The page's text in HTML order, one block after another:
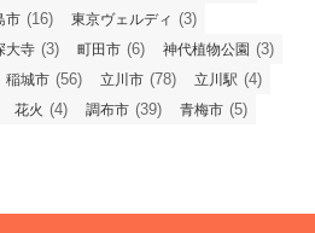
市 (16) 東京ヴェルディ (3)
大寺 (3) 町田市 (6) 神代植物公園 (3)
稲城市 (56) 立川市 (78) 立川駅 (4)
花火 (4) 調布市 (39) 青梅市 (5)